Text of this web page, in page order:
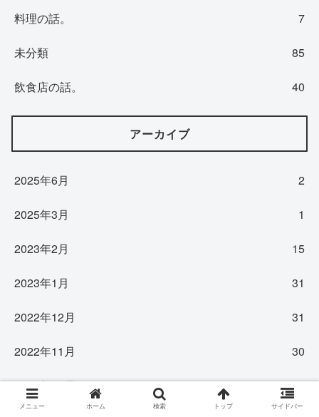
料理の話。 7
未分類 85
飲食店の話。 40
アーカイブ
2025年6月 2
2025年3月 1
2023年2月 15
2023年1月 31
2022年12月 31
2022年11月 30
2022年10月 31
メニュー ホーム 検索 トップ サイドバー